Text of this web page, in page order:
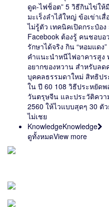
ดูด-ไฟช็อต” 5 วิธีกินไข่ใ
มะเร็งลำไส้ใหญ่ ข้อเข่า
ไม่รู้ตัว เทคนิคเปิดกระป๋อ
Facebook ต้องรู้ คนชอบอ
รักษาได้จริง กิน “หอมแดง
คำแนะนำหนีไฟอาคารสูง
อยากของหวาน สำหรับลด
บุคคลธรรมดาใหม่ สิทธิป
ใน ปี 60 108 วิธีประหยัด
วันตรุษจีน และประวัติคว
2560 ให้ไวแบบสุดๆ 30 ตั
ไม่เชย
KnowledgeKnowledge
ดูทั้งหมดView more